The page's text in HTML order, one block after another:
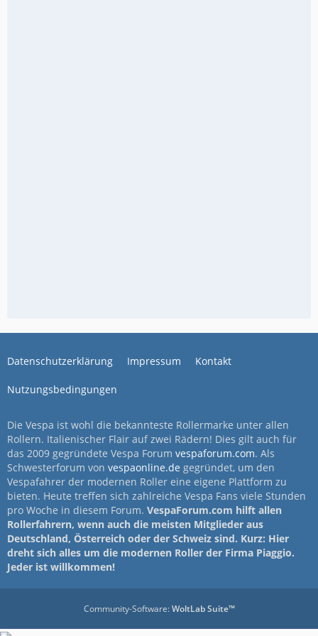
Datenschutzerklärung Impressum Kontakt
Nutzungsbedingungen
Die Vespa ist wohl die bekannteste Rollermarke unter allen
Rollern. Italienischer Flair auf zwei Rädern! Dies gilt auch für
das 2009 gegründete Vespa Forum vespaforum.com. Als
Schwesterforum von vespaonline.de gegründet, um den
Vespafahrer der modernen Roller eine eigene Plattform zu
bieten. Heute treffen sich zahlreiche Vespa Fans viele Stunden
pro Woche in diesem Forum. VespaForum.com hilft allen
Rollerfahrern, wenn auch die meisten Mitglieder aus
Deutschland, Österreich oder der Schweiz sind. Kurz: Hier
dreht sich alles um die modernen Roller der Firma Piaggio.
Jeder ist willkommen!
Community-Software:WoltLab Suite™